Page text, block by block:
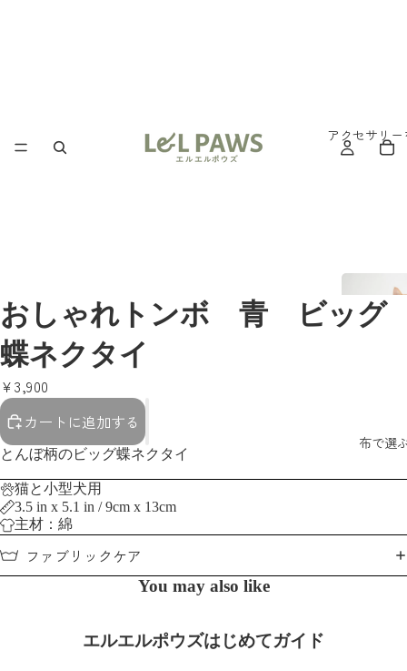
アクセサリ
布で選
おしゃれトンボ 青 ビッグ
蝶ネクタイ
¥3,900
カートに追加する
とんぼ柄のビッグ蝶ネクタイ
猫と小型犬用
3.5 in x 5.1 in / 9cm x 13cm
主材：綿
ファブリックケア
You may also like
エルエルポウズはじめてガイド